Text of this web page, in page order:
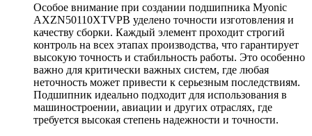
Особое внимание при создании подшипника Myonic
AXZN50110XTVPB уделено точности изготовления и
качеству сборки. Каждый элемент проходит строгий
контроль на всех этапах производства, что гарантирует
высокую точность и стабильность работы. Это особенно
важно для критически важных систем, где любая
неточность может привести к серьезным последствиям.
Подшипник идеально подходит для использования в
машиностроении, авиации и других отраслях, где
требуется высокая степень надежности и точности.